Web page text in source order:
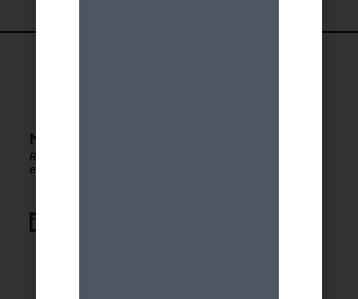
MDA GENEVE - ACTIVITES 50+
Rester en forme, créatif
et autonome après 50 ans !